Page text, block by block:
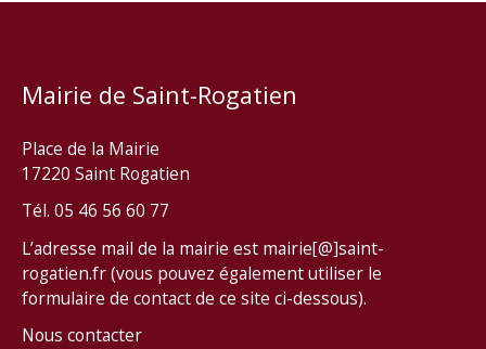
Mairie de Saint-Rogatien
Place de la Mairie
17220 Saint Rogatien
Tél. 05 46 56 60 77
L’adresse mail de la mairie est mairie[@]saint-
rogatien.fr (vous pouvez également utiliser le
formulaire de contact de ce site ci-dessous).
Nous contacter